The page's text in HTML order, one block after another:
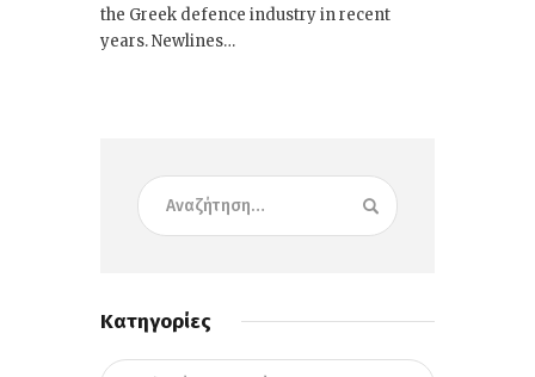
the Greek defence industry in recent
years. Newlines…
Κατηγορίες